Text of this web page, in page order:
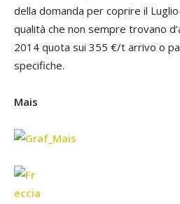
della domanda per coprire il
qualità che non sempre trovano
2014 quota sui 355 €/t arrivo o
specifiche.
Mais